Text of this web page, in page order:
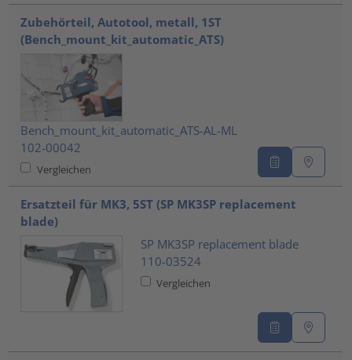
Zubehörteil, Autotool, metall, 1ST
(Bench_mount_kit_automatic_ATS)
Bench_mount_kit_automatic_ATS-AL-ML
102-00042
Vergleichen
Ersatzteil für MK3, 5ST (SP MK3SP replacement
blade)
SP MK3SP replacement blade
110-03524
Vergleichen